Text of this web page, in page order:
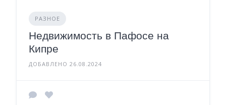
РАЗНОЕ
Недвижимость в Пафосе на
Кипре
ДОБАВЛЕНО 26.08.2024